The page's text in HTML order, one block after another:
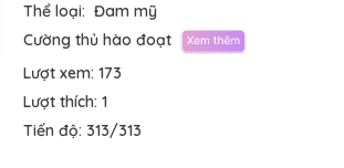
Thể loại: Đam mỹ
Cường thủ hào đoạt
Lượt xem: 173
Lượt thích: 1
Tiến độ: 313/313